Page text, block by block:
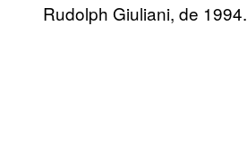
Rudolph Giuliani, de 1994.